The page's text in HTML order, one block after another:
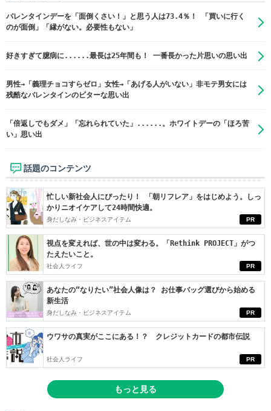
バレンタインデーを「面倒くさい！」と思う人は73.4％！ 「買いに行く
のが面倒」「縁がない。必要性もない」
好きすぎて臆病に......最長は25年間も！ 一番長かった片思いの思い出
男性→「義理チョコすらゼロ」女性→「あげる人がいない」非モテ男女には
残酷なバレンタインのビターな思い出
「倍返しでもダメ」「忘れられていた」......。ホワイトデーの「ほろ苦
い」思い出
話題のコンテンツ
PR
忙しい新社会人にぴったり！ 「朝リフレア」をはじめよう。しっ
かりニオイケアして24時間快適。
身だしなみ・ビジネスアイテム
PR
視点を変えれば、世の中は変わる。「Rethink PROJECT」がつ
たえたいこと。
社会人ライフ
PR
あなたの“なりたい”社会人像は？ お仕事バッグ選びから始める
新生活
身だしなみ・ビジネスアイテム
PR
ウワサの真実がここにある！？ クレジットカードの都市伝説
社会人ライフ
もっと見る